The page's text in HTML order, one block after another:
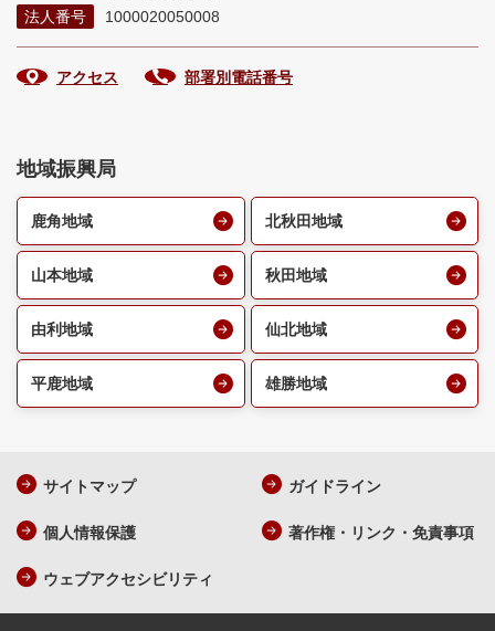
法人番号
1000020050008
アクセス 部署別電話番号
地域振興局
鹿角地域 北秋田地域
山本地域 秋田地域
由利地域 仙北地域
平鹿地域 雄勝地域
サイトマップ ガイドライン
個人情報保護 著作権・リンク・免責事項
ウェブアクセシビリティ